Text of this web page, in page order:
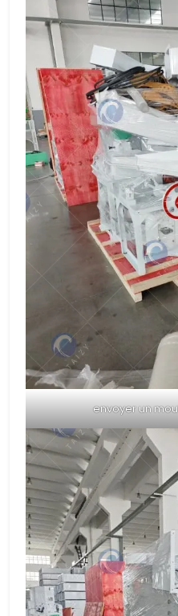
envoyer un